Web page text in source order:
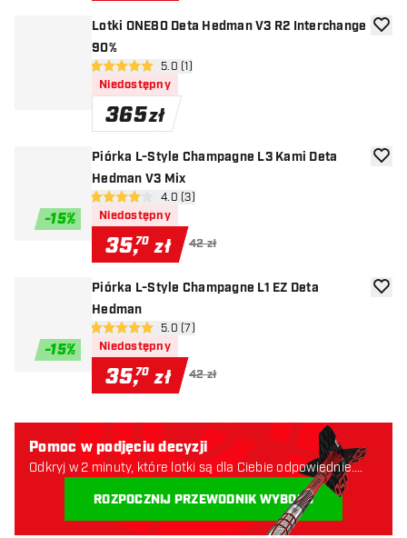
Lotki ONE80 Deta Hedman V3 R2 Interchange
90%
otwórz panel recenzji
5 gwiazdki oceny
5.0 (1)
Niedostępny
365zł
-15%
Piórka L-Style Champagne L3 Kami Deta
Hedman V3 Mix
otwórz panel recenzji
4 gwiazdki oceny4.0 (3)
Niedostępny
35,70 zł 42 zł
-15%
Piórka L-Style Champagne L1 EZ Deta
Hedman
otwórz panel recenzji
5 gwiazdki oceny5.0 (7)
Niedostępny
35,70 zł 42 zł
Pomoc w podjęciu decyzji
Odkryj w 2 minuty, które lotki są dla Ciebie odpowiednie.
ROZPOCZNIJ PRZEWODNIK WYBORU